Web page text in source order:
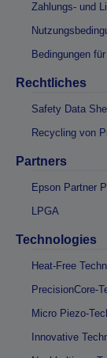
Zahlungs- und
Bedingungen
Rechtliches
Safety Data
Recycling von
Partners
Epson Partner
LPGA
Technologies
Heat-Free
PrecisionCore-
Micro Piezo-
Innovative